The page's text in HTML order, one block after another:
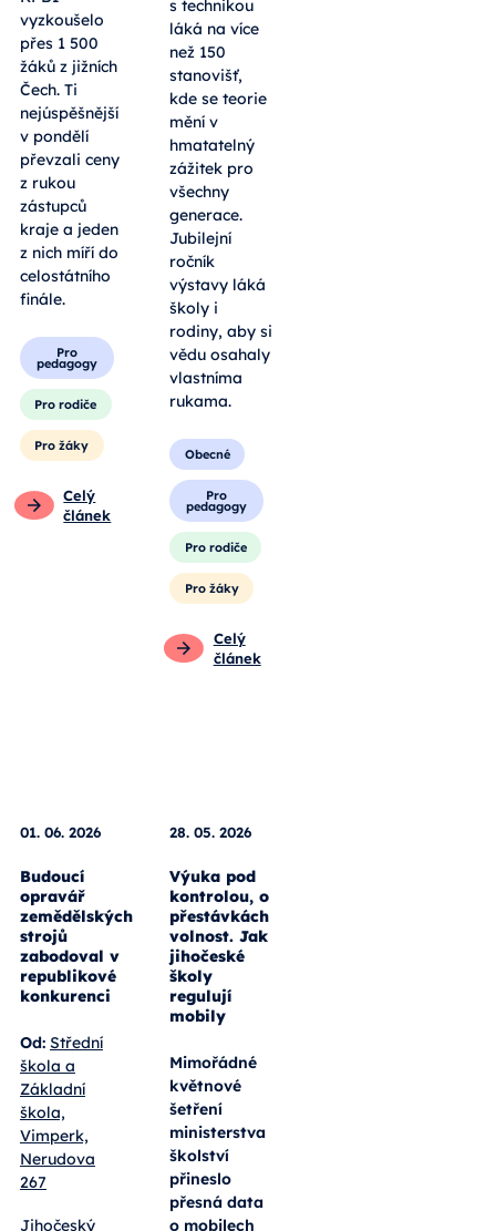
vyzkoušelo
přes 1 500
žáků z jižních
Čech. Ti
nejúspěšnější
v pondělí
převzali ceny
z rukou
zástupců
kraje a jeden
z nich míří do
celostátního
finále.
Pro
pedagogy
Pro rodiče
Pro žáky
Celý
článek
roboti i
tradiční
výheň.
Letošní
Dobrodružství
s technikou
láká na více
než 150
stanovišť,
kde se teorie
mění v
hmatatelný
zážitek pro
všechny
generace.
Jubilejní
ročník
výstavy láká
rodiny, aby si
vědu osahaly
vlastníma
rukama.
Obecné
pedagogy
Pro rodiče
01. 06. 2026
Budoucí
zemědělských
strojů
zabodoval v
republikové
konkurenci
Od: Střední
škola a
28. 05. 2026
Výuka pod
kontrolou, o
volnost. Jak
jihočeské
školy
regulují
mobily
Mimořádné
květnové